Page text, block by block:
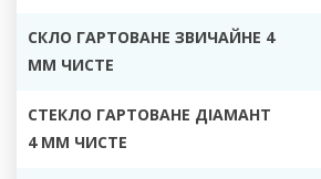
СКЛО ГАРТОВАНЕ ЗВИЧАЙНЕ 4
ММ ЧИСТЕ
СТЕКЛО ГАРТОВАНЕ ДІАМАНТ
4 ММ ЧИСТЕ